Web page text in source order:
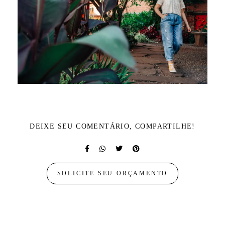
DEIXE SEU COMENTÁRIO, COMPARTILHE!
SOLICITE SEU ORÇAMENTO